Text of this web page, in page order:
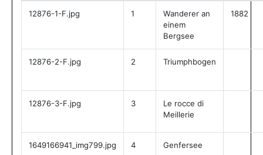
12876-1-F.jpg 1
Wanderer an
einem
Bergsee
1882
12876-2-F.jpg 2 Triumphbogen
12876-3-F.jpg 3
Le rocce di
Meillerie
1649166941_img799.jpg 4 Genfersee